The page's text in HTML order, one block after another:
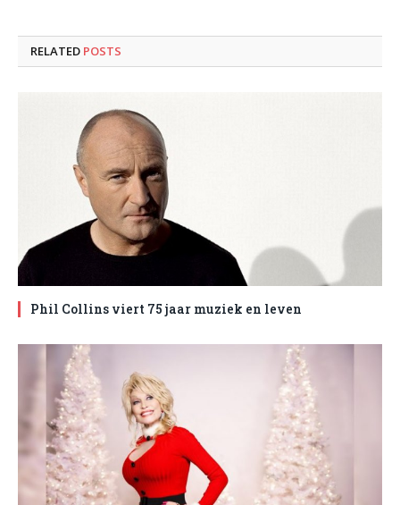
RELATED POSTS
Phil Collins viert 75 jaar muziek en leven